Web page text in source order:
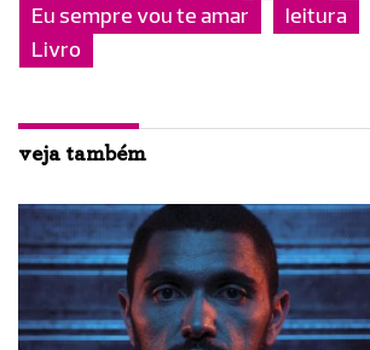
Eu sempre vou te amar
leitura
Livro
veja também